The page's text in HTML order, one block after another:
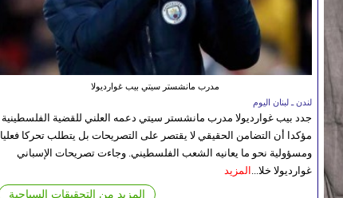
مدرب مانشستر سيتي بيب غوارديولا
لندن ـ لبنان اليوم
جدد بيب غوارديولا مدرب مانشستر سيتي دعمه العلني للقضية الفلسطينية
مؤكدا أن التضامن الحقيقي لا يقتصر على التصريحات بل يتطلب تحركا فعليا
ومسؤولية نحو ما يعانيه الشعب الفلسطيني. وجاءت تصريحات الإسباني
غوارديولا خلا... المزيد
المزيد من التحقيقات السياحية